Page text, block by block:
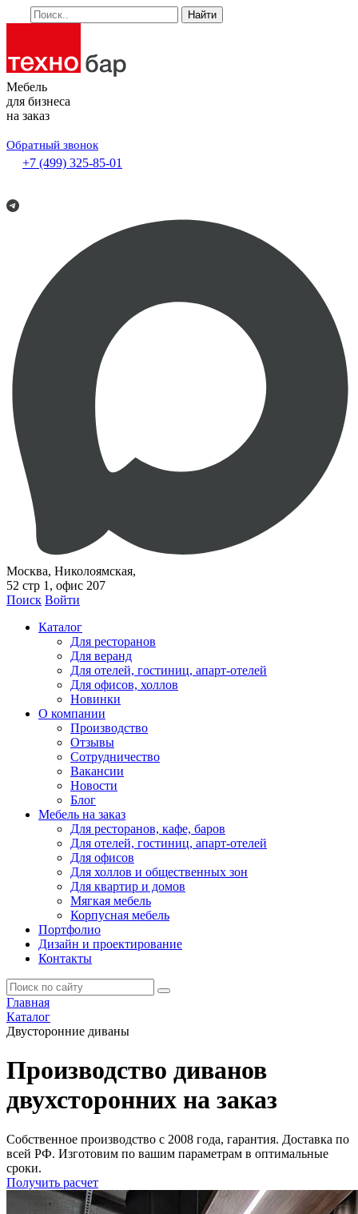
Найти
Мебель
для бизнеса
на заказ
Обратный звонок
+7 (499) 325-85-01
Москва, Николоямская,
52 стр 1, офис 207
Поиск Войти
Каталог
Для ресторанов
Для веранд
Для отелей, гостиниц, апарт-отелей
Для офисов, холлов
Новинки
О компании
Производство
Отзывы
Сотрудничество
Вакансии
Новости
Блог
Мебель на заказ
Для ресторанов, кафе, баров
Для отелей, гостиниц, апарт-отелей
Для офисов
Для холлов и общественных зон
Для квартир и домов
Мягкая мебель
Корпусная мебель
Портфолио
Дизайн и проектирование
Контакты
Главная
Каталог
Двусторонние диваны
Производство диванов
двухсторонних на заказ
Собственное производство с 2008 года, гарантия. Доставка по
всей РФ. Изготовим по вашим параметрам в оптимальные
сроки.
Получить расчет